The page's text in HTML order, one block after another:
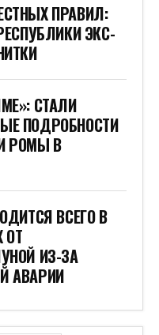
ПРАВИЛ:
ЭКС-
СТАЛИ
ПОДРОБНОСТИ
РОМЫ В
ВСЕГО В
ОТ
ИЗ-ЗА
АВАРИИ